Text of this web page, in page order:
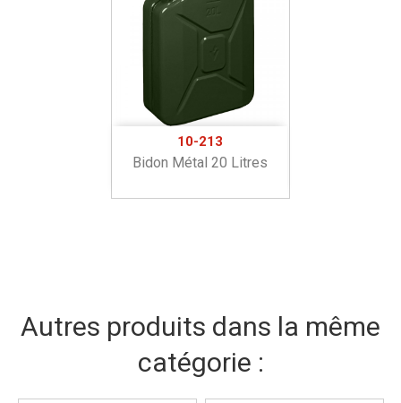
10-213
Bidon Métal 20 Litres
Autres produits dans la même
catégorie :